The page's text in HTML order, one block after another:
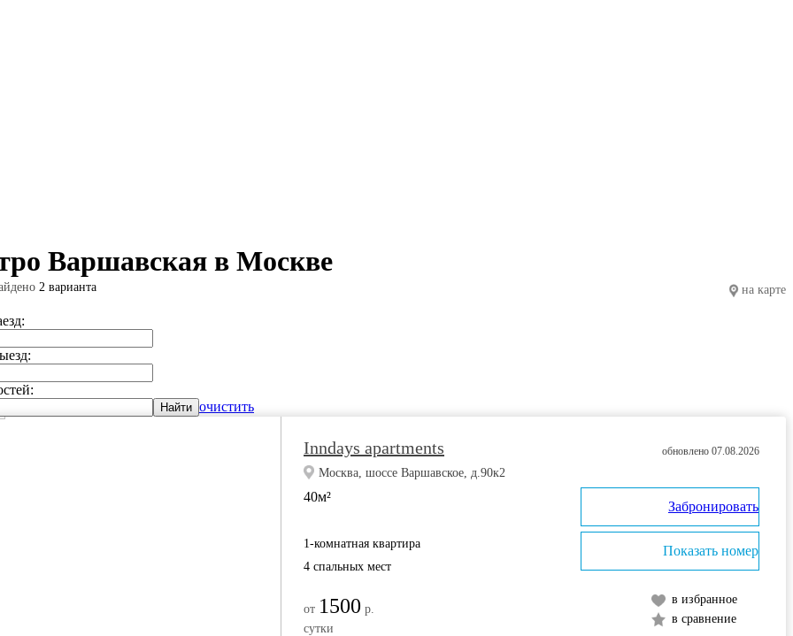
Варшавская в Москве
Найти очистить
на карте
2 варианта
Inndays apartments
Москва, шоссе Варшавское, д.90к2
40м²
1-комнатная квартира
4 спальных мест
от 1500 р.
сутки
обновлено 07.08.2026
в избранное
в сравнение
Забронировать
Показать номер